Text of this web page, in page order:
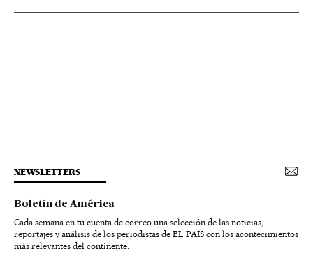
NEWSLETTERS
Boletín de América
Cada semana en tu cuenta de correo una selección de las noticias,
reportajes y análisis de los periodistas de EL PAÍS con los acontecimientos
más relevantes del continente.